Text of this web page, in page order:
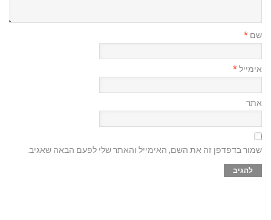
שם *
אימייל*
אתר
שמור בדפדפן זה את השם, האימייל והאתר שלי לפעם הבאה שאגיב.